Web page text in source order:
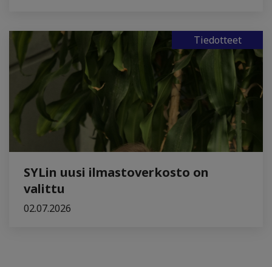
Tiedotteet
SYLin uusi ilmastoverkosto on
valittu
02.07.2026